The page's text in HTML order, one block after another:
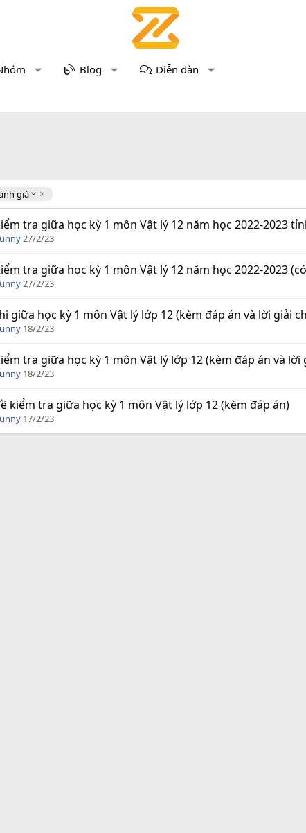
Blog Diễn đàn
giá
tra giữa học kỳ 1 môn Vật lý 12 năm học 2022-2023
27/2/23
tra giữa hoc kỳ 1 môn Vật lý 12 năm học 2022-2023
27/2/23
giữa học kỳ 1 môn Vật lý lớp 12 (kèm đáp án và lời giải
18/2/23
tra giữa học kỳ 1 môn Vật lý lớp 12 (kèm đáp án và lời
18/2/23
kiểm tra giữa học kỳ 1 môn Vật lý lớp 12 (kèm đáp án)
17/2/23